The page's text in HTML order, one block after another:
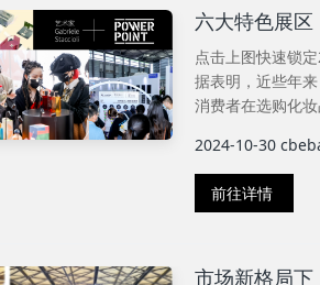
六大特色展
点击上图快速锁
据表明，近些年
消费者在选购化
2024-10-30
前往详情
市场新格局下